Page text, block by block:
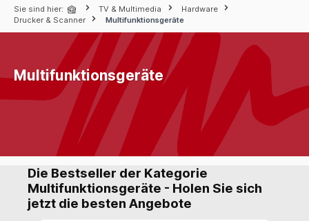
Sie sind hier: TV & Multimedia
Hardware
Drucker & Scanner
Multifunktionsgeräte
Multifunktionsgeräte
Die Bestseller der Kategorie
Multifunktionsgeräte - Holen Sie sich
jetzt die besten Angebote